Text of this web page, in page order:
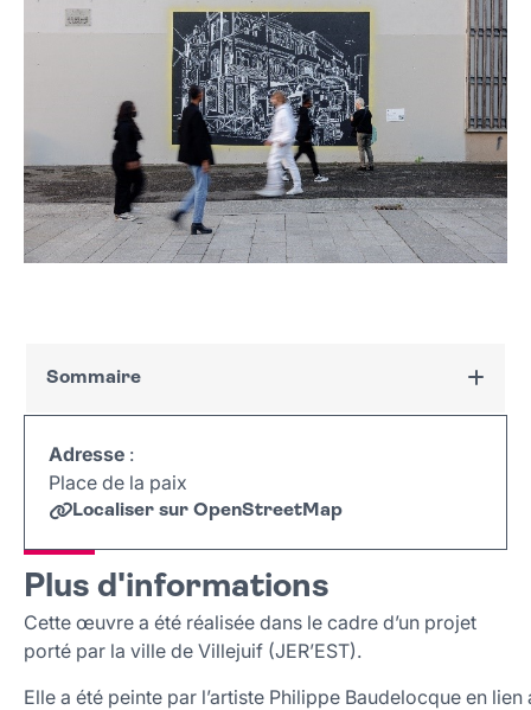
Sommaire
Plus d'informations
Adresse :
Place de la paix
Localiser sur OpenStreetMap
+
−
Leaflet
Plus d'informations
Cette œuvre a été réalisée dans le cadre d’un projet
porté par la ville de Villejuif (JER’EST).
Elle a été peinte par l’artiste Philippe Baudelocque en lien